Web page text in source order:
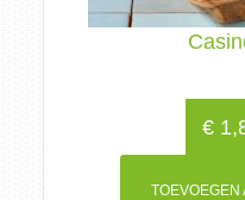
€
TOEVOEGEN